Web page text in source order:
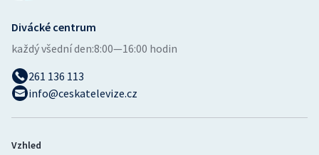
Divácké centrum
každý všední den:8:00—16:00 hodin
261 136 113
info@ceskatelevize.cz
Vzhled